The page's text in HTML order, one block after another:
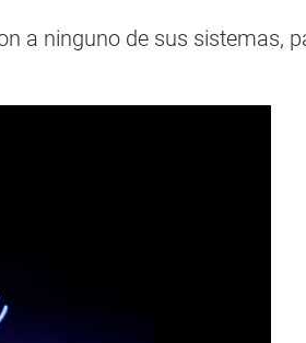
a ninguno de sus sistemas,